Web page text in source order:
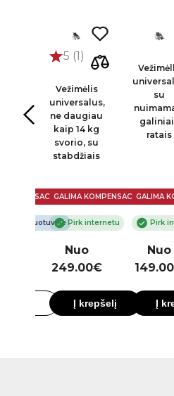
parduotuvėje
5 (1)
Vežimėlis
universalus,
ne daugiau
kaip 14 kg
svorio, su
stabdžiais
GALIMA KOMPENSACIJA
Pirk internetu
Nuo
249.00€
Į krepšelį
su
ratais
GALIMA
Pirk
Nuo
Į